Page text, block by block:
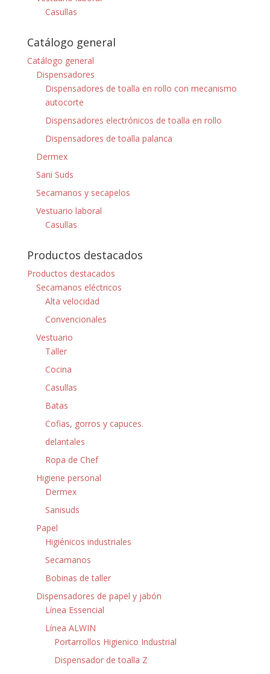
Casullas
Catálogo general
Catálogo general
Dispensadores
Dispensadores de toalla en rollo con mecanismo
autocorte
Dispensadores electrónicos de toalla en rollo
Dispensadores de toalla palanca
Dermex
Sani Suds
Secamanos y secapelos
Vestuario laboral
Casullas
Productos destacados
Productos destacados
Secamanos eléctricos
Alta velocidad
Convencionales
Vestuario
Taller
Cocina
Casullas
Batas
Cofias, gorros y capuces.
delantales
Ropa de Chef
Higiene personal
Dermex
Sanisuds
Papel
Higiénicos industriales
Secamanos
Bobinas de taller
Dispensadores de papel y jabón
Línea Essencial
Línea ALWIN
Portarrollos Higienico Industrial
Dispensador de toalla Z